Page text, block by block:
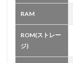
RAM
ROM(ストレー
ジ)